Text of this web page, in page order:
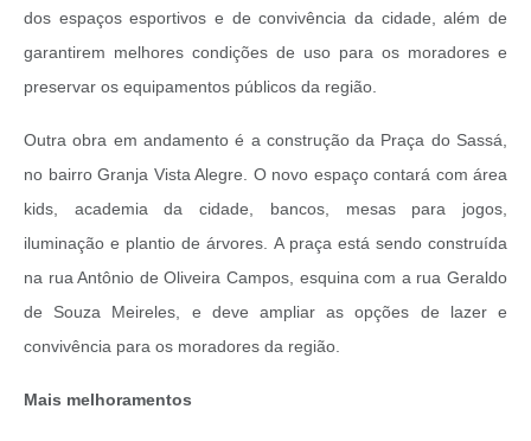
dos espaços esportivos e de convivência da cidade, além de
garantirem melhores condições de uso para os moradores e
preservar os equipamentos públicos da região.
Outra obra em andamento é a construção da Praça do Sassá,
no bairro Granja Vista Alegre. O novo espaço contará com área
kids, academia da cidade, bancos, mesas para jogos,
iluminação e plantio de árvores. A praça está sendo construída
na rua Antônio de Oliveira Campos, esquina com a rua Geraldo
de Souza Meireles, e deve ampliar as opções de lazer e
convivência para os moradores da região.
Mais melhoramentos